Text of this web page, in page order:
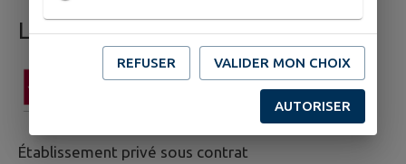
L'institut Fénelon à Grasse
Établissement privé sous contrat
REFUSER VALIDER MON CHOIX
AUTORISER